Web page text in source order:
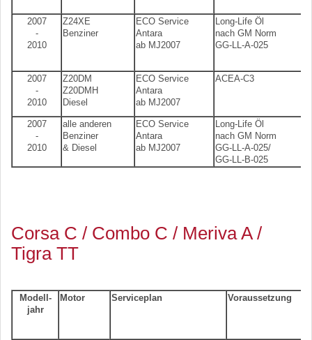
2007
-
2010
Z24XE
Benziner
ECO Service
Antara
ab MJ2007
Long-Life Öl
nach GM Norm
GG-LL-A-025
2007
-
2010
Z20DM
Z20DMH
Diesel
ECO Service
Antara
ab MJ2007
ACEA-C3
2007
-
2010
alle anderen
Benziner
& Diesel
ECO Service
Antara
ab MJ2007
Long-Life Öl
nach GM Norm
GG-LL-A-025/
GG-LL-B-025
Corsa C / Combo C / Meriva A /
Tigra TT
Modell-
jahr
Motor Serviceplan Voraussetzung